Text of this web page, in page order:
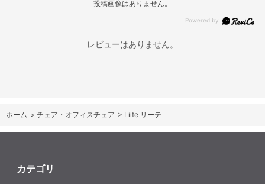
投稿画像はありません。
レビューはありません。
ホーム > チェア・オフィスチェア > Liite リーテ
カテゴリ